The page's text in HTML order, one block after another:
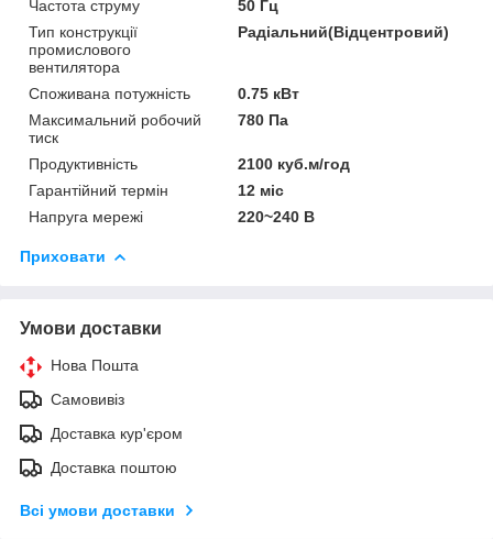
Частота струму
50 Гц
Тип конструкції
промислового
вентилятора
Радіальний(Відцентровий)
Споживана потужність
0.75 кВт
Максимальний робочий
тиск
780 Па
Продуктивність
2100 куб.м/год
Гарантійний термін
12 міс
Напруга мережі
220~240 В
Приховати
Умови доставки
Нова Пошта
Самовивіз
Доставка кур'єром
Доставка поштою
Всі умови доставки